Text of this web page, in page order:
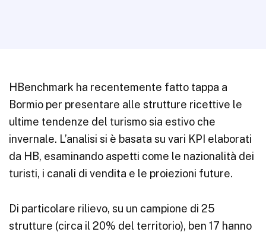
HBenchmark ha recentemente fatto tappa a
Bormio per presentare alle strutture ricettive le
ultime tendenze del turismo sia estivo che
invernale. L’analisi si è basata su vari KPI elaborati
da HB, esaminando aspetti come le nazionalità dei
turisti, i canali di vendita e le proiezioni future.
Di particolare rilievo, su un campione di 25
strutture (circa il 20% del territorio), ben 17 hanno